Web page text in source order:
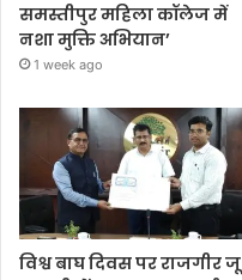
समस्तीपुर महिला कॉलेज में
नशा मुक्ति अभियान’
1 week ago
विश्व बाघ दिवस पर राजगीर जू